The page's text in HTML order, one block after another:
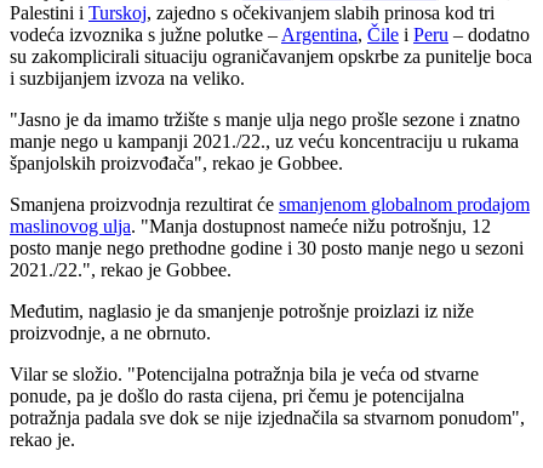
Palestini i Turskoj, zajedno s očekivanjem slabih prinosa kod tri
vodeća izvoznika s južne polutke – Argentina, Čile i Peru – dodatno
su zakomplicirali situaciju ograničavanjem opskrbe za punitelje boca
i suzbijanjem izvoza na veliko.
"Jasno je da imamo tržište s manje ulja nego prošle sezone i znatno
manje nego u kampanji 2021./22., uz veću koncentraciju u rukama
španjolskih proizvođača", rekao je Gobbee.
Smanjena proizvodnja rezultirat će smanjenom globalnom prodajom
maslinovog ulja. "Manja dostupnost nameće nižu potrošnju, 12
posto manje nego prethodne godine i 30 posto manje nego u sezoni
2021./22.", rekao je Gobbee.
Međutim, naglasio je da smanjenje potrošnje proizlazi iz niže
proizvodnje, a ne obrnuto.
Vilar se složio. "Potencijalna potražnja bila je veća od stvarne
ponude, pa je došlo do rasta cijena, pri čemu je potencijalna
potražnja padala sve dok se nije izjednačila sa stvarnom ponudom",
rekao je.